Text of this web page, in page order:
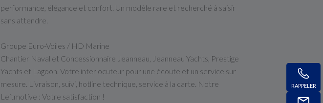
RAPPELER
performance, élégance et confort. Un modèle rare et recherché à saisir
sans attendre.
Groupe Euro-Voiles / HD Marine
Chantier Naval et Concessionnaire Jeanneau, Jeanneau Yachts, Prestige
Yachts et Lagoon. Votre interlocuteur pour une écoute et un service sur
mesure. Livraison, suivi, hotline technique, service à la carte. Notre
Leitmotive : Votre satisfaction !